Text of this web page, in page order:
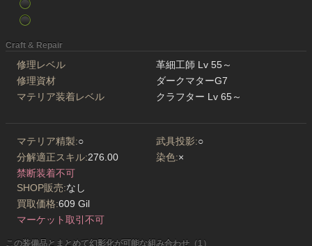
Craft & Repair
修理レベル
革細工師 Lv 55～
修理資材
ダークマターG7
マテリア装着レベル
クラフター Lv 65～
マテリア精製:○ 武具投影:○
分解適正スキル:276.00 染色:×
禁断装着不可
SHOP販売:なし
買取価格:609 Gil
マーケット取引不可
この装備品とまとめて幻影化が可能な組み合わせ（1）